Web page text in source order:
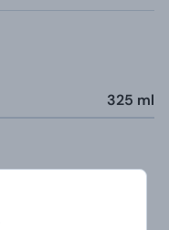
325 ml
teplocitlivej vrstve